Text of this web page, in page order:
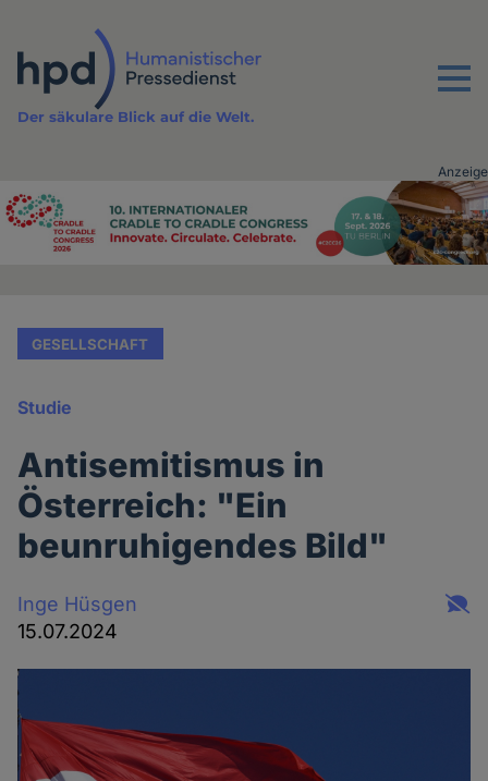
Inhalt
Menu
Der säkulare Blick auf die Welt.
Advertising
Anzeige
GESELLSCHAFT
Studie
Antisemitismus in
Österreich: "Ein
beunruhigendes Bild"
Inge Hüsgen
15.07.2024